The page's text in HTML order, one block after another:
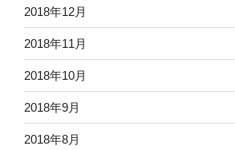
2018年12月
2018年11月
2018年10月
2018年9月
2018年8月